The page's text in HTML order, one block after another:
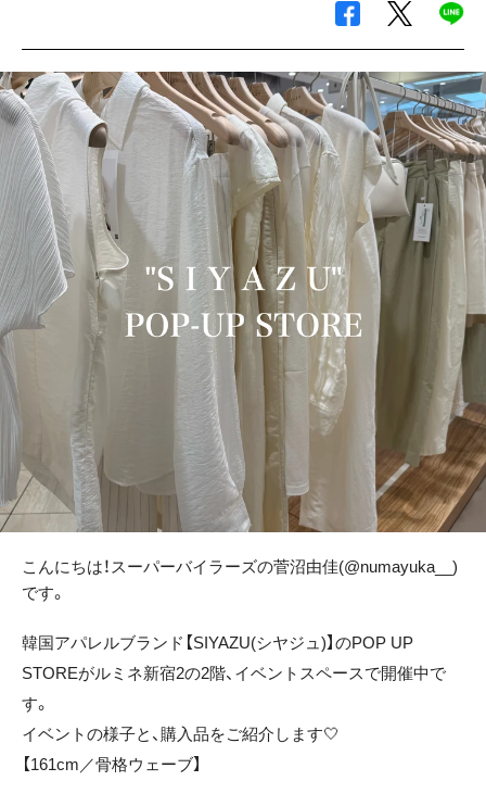
こんにちは！スーパーバイラーズの菅沼由佳(@numayuka__)
です。
韓国アパレルブランド【SIYAZU(シヤジュ)】のPOP UP
STOREがルミネ新宿2の2階、イベントスペースで開催中で
す。
イベントの様子と、購入品をご紹介します🤍
【161cm／骨格ウェーブ】